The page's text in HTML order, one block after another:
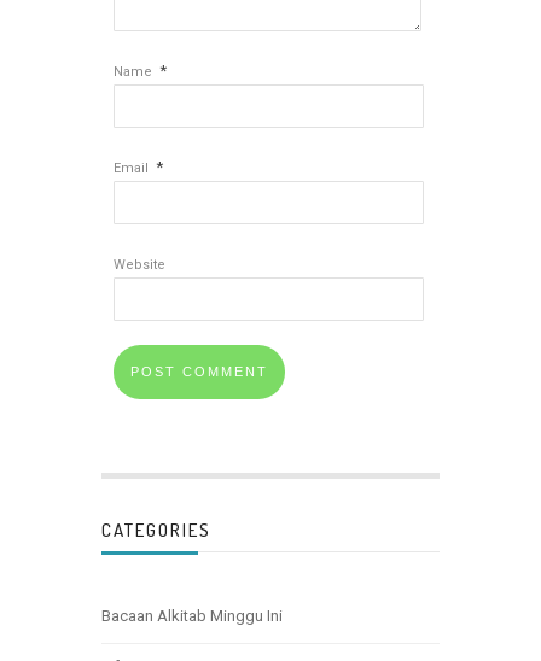
Name *
Email *
Website
CATEGORIES
Bacaan Alkitab Minggu Ini